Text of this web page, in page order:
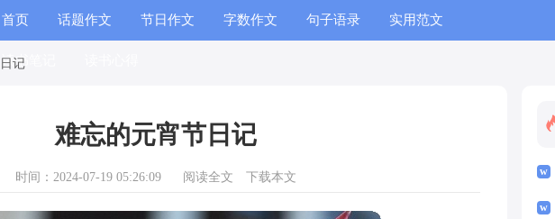
首页 话题作文 节日作文 字数作文 句子语录 实用范文
读书笔记
日记
难忘的元宵节日记
时间：2024-07-19 05:26:09 阅读全文 下载本文